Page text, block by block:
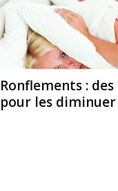
Ronflements : des
pour les diminuer